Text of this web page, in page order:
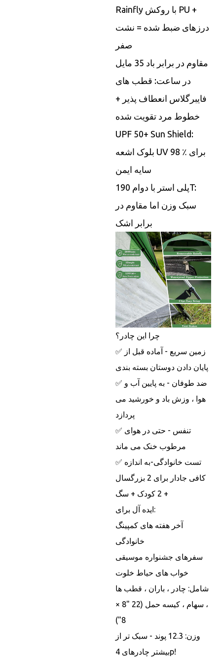
Rainfly با روکش PU +
درزهای ضبط شده = نشت
صفر
مقاوم در برابر باد 35 مایل
در ساعت: قطب های
فایبرگلاس انعطاف پذیر +
خطوط مرد تقویت شده
UPF 50+ Sun Shield:
بلوک اشعه UV 98 ٪ برای
سایه ایمن
پلی استر با دوام 190T:
سبک وزن اما مقاوم در
برابر اشک
چرا این چادر؟
✅ زمین سریع - آماده قبل از
پایان دادن دوستان بسته بندی
✅ ضد طوفان - به پایین آب و
هوا ، وزش باد و خورشید می
پردازد
✅ تنفس - حتی در هوای
مرطوب خنک می ماند
✅ تست خانوادگی-به اندازه
کافی جادار برای 2 بزرگسال
+ 2 کودک + سگ
ایده آل برای:
آخر هفته های کمپینگ
خانوادگی
سفرهای جشنواره موسیقی
خواب های حیاط خلوت
شامل: چادر ، باران ، قطب ها
، سهام ، کیسه حمل (22 "8 ×
8")
وزن: 12.3 پوند - سبک تر از
بیشتر چادرهای 4p!